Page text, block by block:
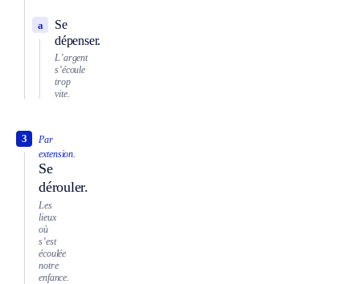
Se
dépenser.
a
L’argent
s’écoule
trop
vite.
Par
extension.
Se
dérouler.
3
Les
lieux
où
s’est
écoulée
notre
enfance.